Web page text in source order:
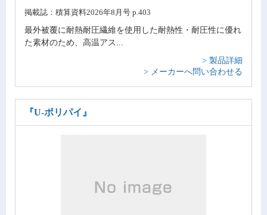
掲載誌：積算資料2026年8月号 p.403
最外被覆に耐熱耐圧繊維を使用した耐熱性・耐圧性に優れ
た素材のため、高温アス...
> 製品詳細
> メーカーへ問い合わせる
『U-ポリパイ』